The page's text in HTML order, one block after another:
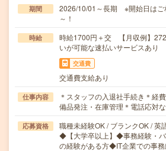
期間
2026/10/01～長期 ※開始日は
～！
時給
時給1700円＋交 【月収例】
いが可能な速払いサービスあり
交通費
交通費支給あり
仕事内容
＊スタッフの入退社手続き＊経
備品発注・在庫管理＊電話応
応募資格
職種未経験OK / ブランクOK / 英
◆【大学卒以上】◆事務経験・
の経験がある方◆IT企業での事